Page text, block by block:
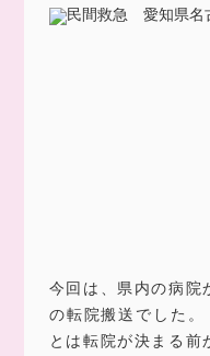
今回は、県内の病院
の転院搬送でした
とは転院が決まる前